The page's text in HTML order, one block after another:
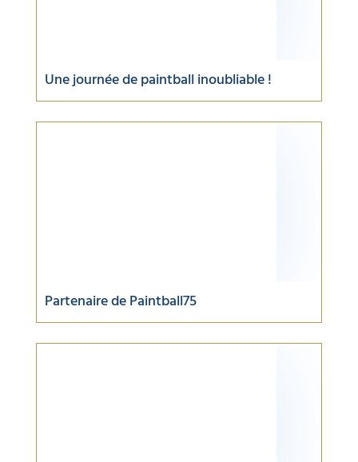
Une journée de paintball inoubliable !
Partenaire de Paintball75